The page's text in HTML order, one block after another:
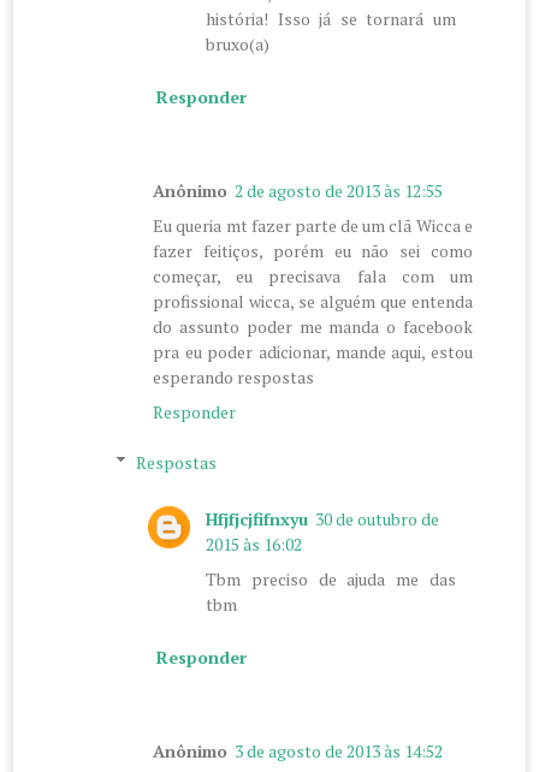
história! Isso já se tornará um
bruxo(a)
Responder
Anônimo 2 de agosto de 2013 às 12:55
Eu queria mt fazer parte de um clã Wicca e
fazer feitiços, porém eu não sei como
começar, eu precisava fala com um
profissional wicca, se alguém que entenda
do assunto poder me manda o facebook
pra eu poder adicionar, mande aqui, estou
esperando respostas
Responder
Respostas
Hfjfjcjfifnxyu 30 de outubro de
2015 às 16:02
Tbm preciso de ajuda me das
tbm
Responder
Anônimo 3 de agosto de 2013 às 14:52